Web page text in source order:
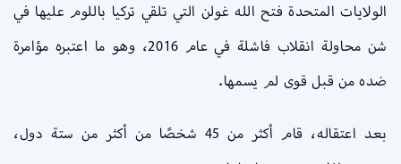
الولايات المتحدة فتح الله غولن التي تلقي تركيا باللوم عليها في
شن محاولة انقلاب فاشلة في عام 2016، وهو ما اعتبره مؤامرة
ضده من قبل قوى لم يسمها.
بعد اعتقاله، قام أكثر من 45 شخصًا من أكثر من ستة دول،